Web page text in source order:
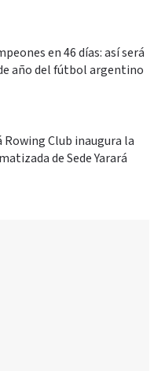
en 46 días: así será
año del fútbol argentino
Rowing Club inaugura la
de Sede Yarará